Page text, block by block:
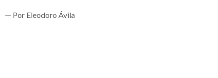
— Por Eleodoro Ávila